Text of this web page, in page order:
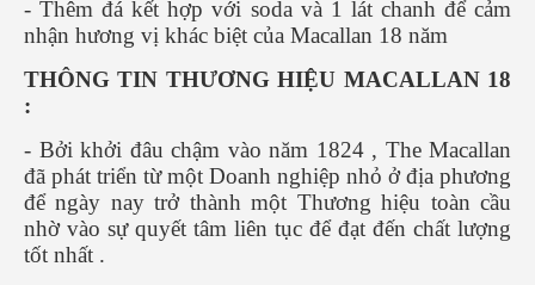
- Thêm đá kết hợp với soda và 1 lát chanh để cảm
nhận hương vị khác biệt của Macallan 18 năm
THÔNG TIN THƯƠNG HIỆU MACALLAN 18
:
- Bởi khởi đâu chậm vào năm 1824 , The Macallan
đã phát triển từ một Doanh nghiệp nhỏ ở địa phương
để ngày nay trở thành một Thương hiệu toàn cầu
nhờ vào sự quyết tâm liên tục để đạt đến chất lượng
tốt nhất .